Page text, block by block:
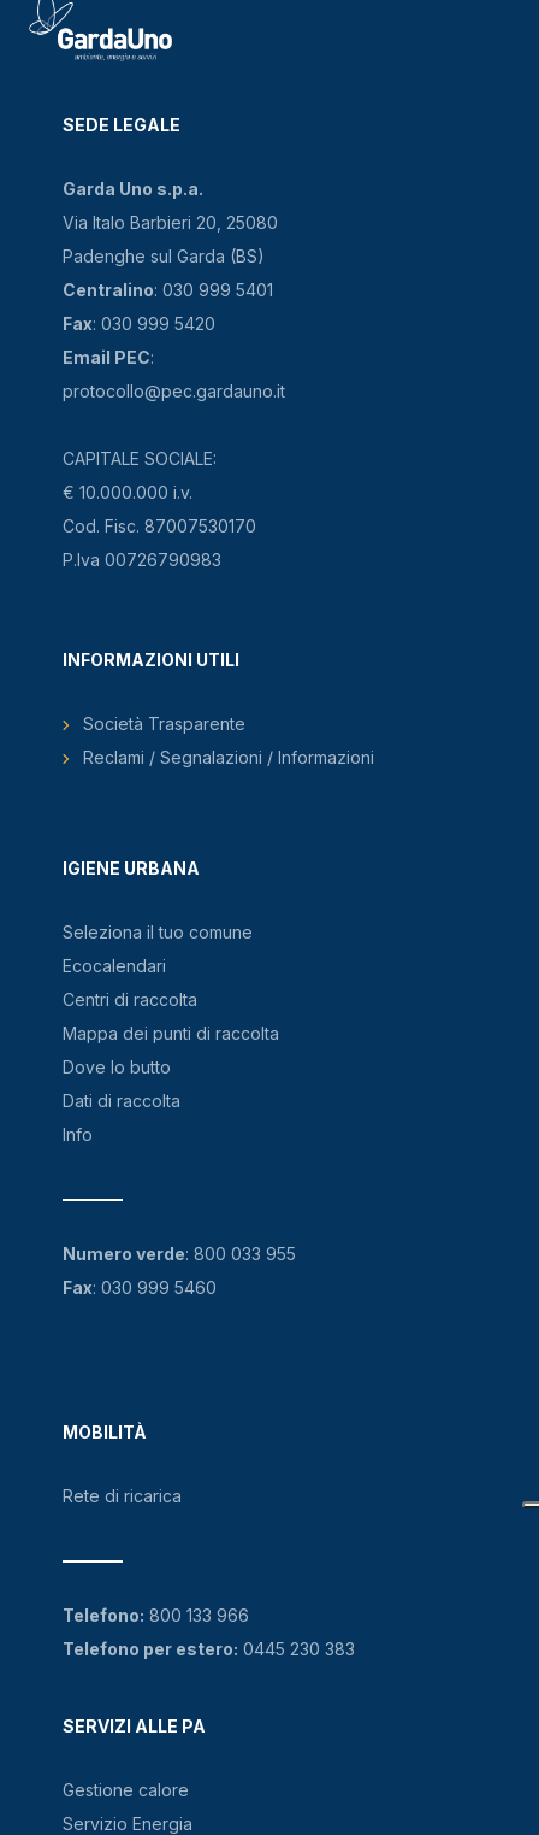
SEDE LEGALE
Garda Uno s.p.a.
Via Italo Barbieri 20, 25080
Padenghe sul Garda (BS)
Centralino: 030 999 5401
Fax: 030 999 5420
Email PEC:
protocollo@pec.gardauno.it
CAPITALE SOCIALE:
€ 10.000.000 i.v.
Cod. Fisc. 87007530170
P.Iva 00726790983
IGIENE URBANA
Seleziona il tuo comune
Ecocalendari
Centri di raccolta
Mappa dei punti di raccolta
Dove lo butto
Dati di raccolta
Info
MOBILITÀ
Rete di ricarica
SERVIZI ALLE PA
Gestione calore
Servizio Energia
INFORMAZIONI UTILI
Società Trasparente
Reclami / Segnalazioni / Informazioni
Numero verde: 800 033 955
Fax: 030 999 5460
Telefono: 800 133 966
Telefono per estero: 0445 230 383